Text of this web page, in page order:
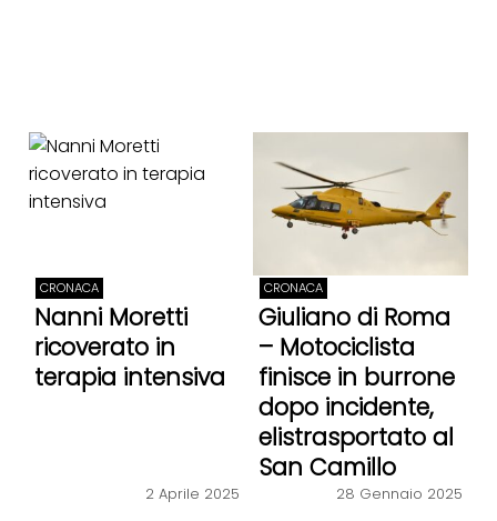
CRONACA
Nanni Moretti
ricoverato in
terapia intensiva
2 Aprile 2025
CRONACA
Giuliano di Roma
– Motociclista
finisce in burrone
dopo incidente,
elistrasportato al
San Camillo
28 Gennaio 2025